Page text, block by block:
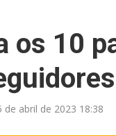
os 10
de abril de 2023 18:38